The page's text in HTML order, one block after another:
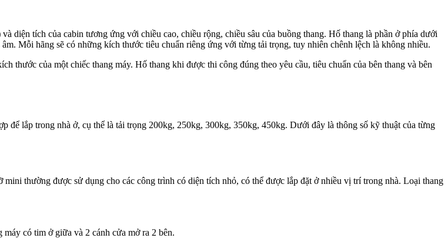
diện tích của cabin tương ứng với chiều cao, chiều rộng, chiều sâu của buồng thang. Hố thang là phần ở phía dưới
Mỗi hãng sẽ có những kích thước tiêu chuẩn riêng ứng với từng tải trọng, tuy nhiên chênh lệch là không nhiều.
thước của một chiếc thang máy. Hố thang khi được thi công đúng theo yêu cầu, tiêu chuẩn của bên thang và bên
để lắp trong nhà ở, cụ thể là tải trọng 200kg, 250kg, 300kg, 350kg, 450kg. Dưới đây là thông số kỹ thuật của từng
thường được sử dụng cho các công trình có diện tích nhỏ, có thể được lắp đặt ở nhiều vị trí trong nhà. Loại thang
có tim ở giữa và 2 cánh cửa mở ra 2 bên.